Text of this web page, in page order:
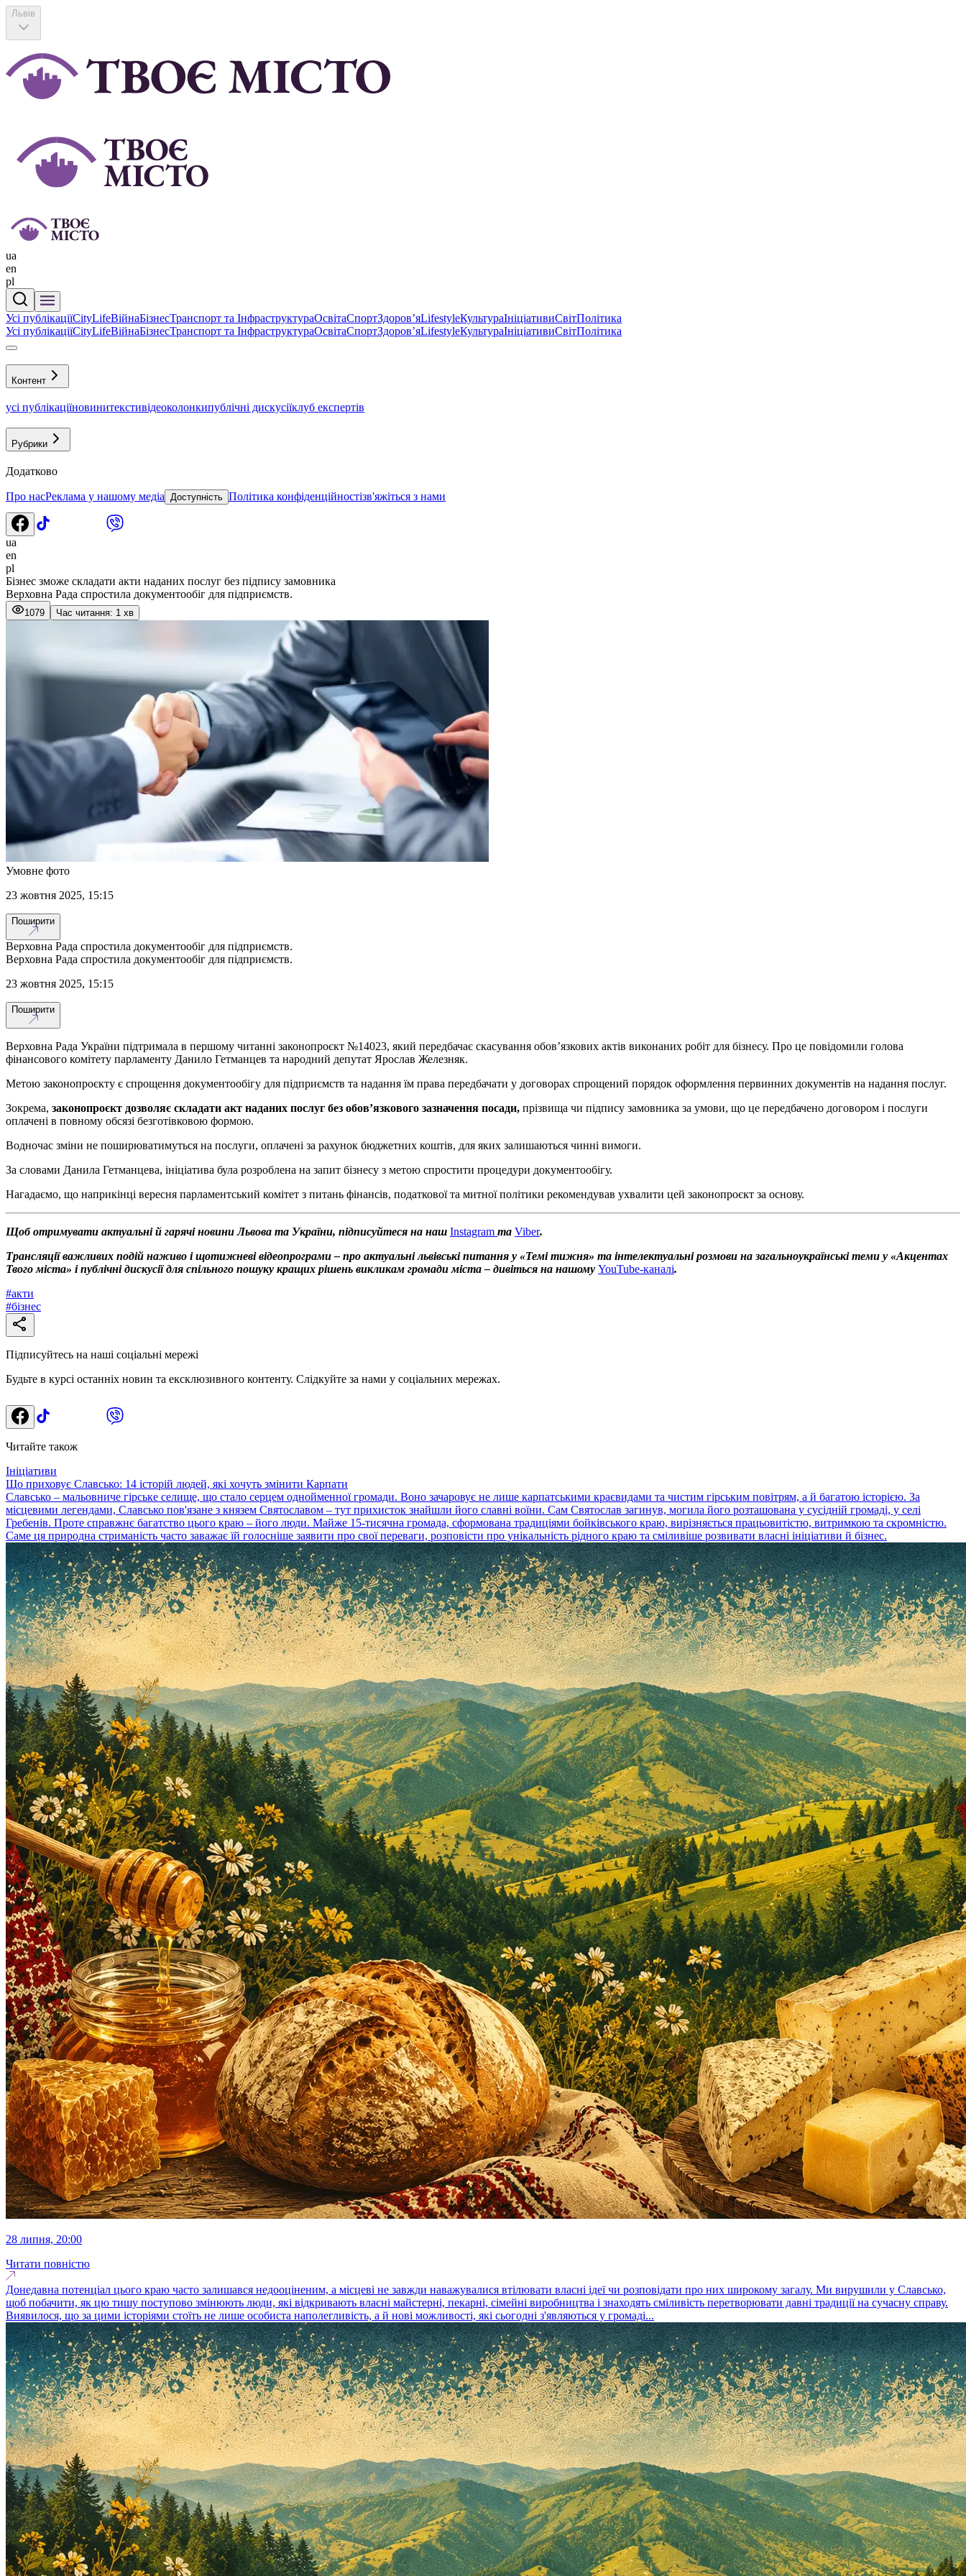
Львів
ua
en
pl
Усі публікаціїCityLifeВійнаБізнесТранспорт та ІнфраструктураОсвітаСпортЗдоровʼяLifestyleКультураІніціативиСвітПолітика
Усі публікаціїCityLifeВійнаБізнесТранспорт та ІнфраструктураОсвітаСпортЗдоровʼяLifestyleКультураІніціативиСвітПолітика
Контент
усі публікаціїновинитекстивідеоколонкипублічні дискусіїклуб експертів
Рубрики
Додатково
Про насРеклама у нашому медіа Доступність Політика конфіденційностізв'яжіться з нами
ua
en
pl
Бізнес зможе складати акти наданих послуг без підпису замовника
Верховна Рада спростила документообіг для підприємств.
1079 Час читання: 1 хв
Умовне фото
23 жовтня 2025, 15:15
Поширити
Верховна Рада спростила документообіг для підприємств.
Верховна Рада спростила документообіг для підприємств.
23 жовтня 2025, 15:15
Поширити
Верховна Рада України підтримала в першому читанні законопроєкт №14023, який передбачає скасування обов’язкових актів виконаних робіт для бізнесу. Про це повідомили голова
фінансового комітету парламенту Данило Гетманцев та народний депутат Ярослав Железняк.
Метою законопроєкту є спрощення документообігу для підприємств та надання їм права передбачати у договорах спрощений порядок оформлення первинних документів на надання послуг.
Зокрема, законопроєкт дозволяє складати акт наданих послуг без обов’язкового зазначення посади, прізвища чи підпису замовника за умови, що це передбачено договором і послуги
оплачені в повному обсязі безготівковою формою.
Водночас зміни не поширюватимуться на послуги, оплачені за рахунок бюджетних коштів, для яких залишаються чинні вимоги.
За словами Данила Гетманцева, ініціатива була розроблена на запит бізнесу з метою спростити процедури документообігу.
Нагадаємо, що наприкінці вересня парламентський комітет з питань фінансів, податкової та митної політики рекомендував ухвалити цей законопроєкт за основу.
Щоб отримувати актуальні й гарячі новини Львова та України, підписуйтеся на наш Instagram та Viber.
Трансляції важливих подій наживо і щотижневі відеопрограми – про актуальні львівські питання у «Темі тижня» та інтелектуальні розмови на загальноукраїнські теми у «Акцентах
Твого міста» і публічні дискусії для спільного пошуку кращих рішень викликам громади міста – дивіться на нашому YouTube-каналі.
#акти
#бізнес
Підписуйтесь на наші соціальні мережі
Будьте в курсі останніх новин та ексклюзивного контенту. Слідкуйте за нами у соціальних мережах.
Читайте також
Ініціативи
Що приховує Славсько: 14 історій людей, які хочуть змінити Карпати
Славсько – мальовниче гірське селище, що стало серцем однойменної громади. Воно зачаровує не лише карпатськими краєвидами та чистим гірським повітрям, а й багатою історією. За
місцевими легендами, Славсько пов'язане з князем Святославом – тут прихисток знайшли його славні воїни. Сам Святослав загинув, могила його розташована у сусідній громаді, у селі
Гребенів. Проте справжнє багатство цього краю – його люди. Майже 15-тисячна громада, сформована традиціями бойківського краю, вирізняється працьовитістю, витримкою та скромністю.
Саме ця природна стриманість часто заважає їй голосніше заявити про свої переваги, розповісти про унікальність рідного краю та сміливіше розвивати власні ініціативи й бізнес.
28 липня, 20:00
Читати повністю
Донедавна потенціал цього краю часто залишався недооціненим, а місцеві не завжди наважувалися втілювати власні ідеї чи розповідати про них широкому загалу. Ми вирушили у Славсько,
щоб побачити, як цю тишу поступово змінюють люди, які відкривають власні майстерні, пекарні, сімейні виробництва і знаходять сміливість перетворювати давні традиції на сучасну справу.
Виявилося, що за цими історіями стоїть не лише особиста наполегливість, а й нові можливості, які сьогодні з'являються у громаді...